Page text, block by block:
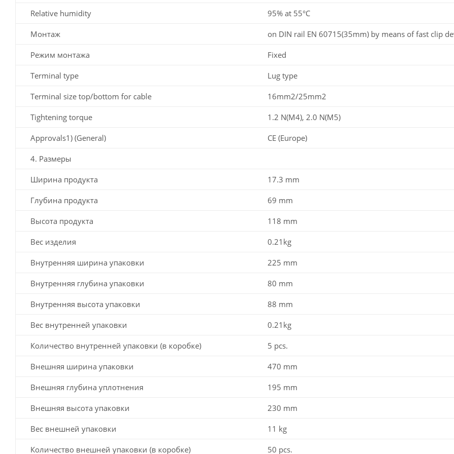
Relative humidity 95% at 55°C
Монтаж on DIN rail EN 60715(35mm) by means of fast clip
Режим монтажа Fixed
Terminal type Lug type
Terminal size top/bottom for cable 16mm2/25mm2
Tightening torque 1.2 N(M4), 2.0 N(M5)
Approvals1) (General) CE (Europe)
4. Размеры
Ширина продукта 17.3 mm
Глубина продукта 69 mm
Высота продукта 118 mm
Вес изделия 0.21kg
Внутренняя ширина упаковки 225 mm
Внутренняя глубина упаковки 80 mm
Внутренняя высота упаковки 88 mm
Вес внутренней упаковки 0.21kg
Количество внутренней упаковки (в коробке) 5 pcs.
Внешняя ширина упаковки 470 mm
Внешняя глубина уплотнения 195 mm
Внешняя высота упаковки 230 mm
Вес внешней упаковки 11 kg
Количество внешней упаковки (в коробке) 50 pcs.